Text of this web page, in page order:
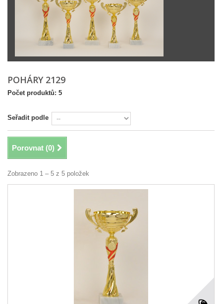
POHÁRY 2129
Počet produktů: 5
Seřadit podle
Porovnat (0)
Zobrazeno 1 – 5 z 5 položek